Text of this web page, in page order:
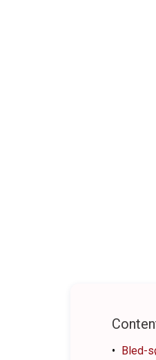
Bled-